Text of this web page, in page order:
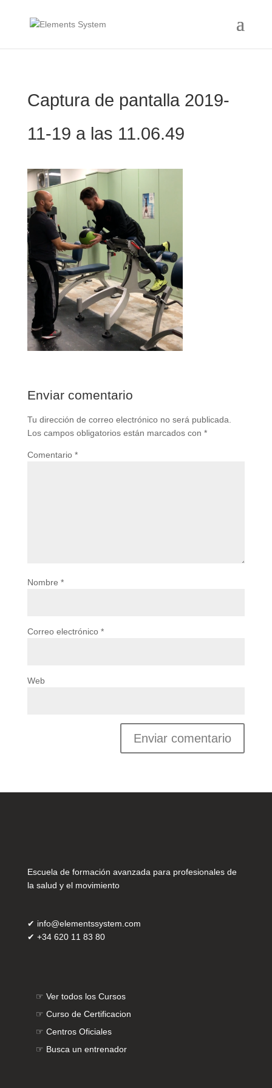
Captura de pantalla 2019-
11-19 a las 11.06.49
Enviar comentario
Tu dirección de correo electrónico no será publicada.
Los campos obligatorios están marcados con *
Comentario *
Nombre *
Correo electrónico *
Web
Escuela de formación avanzada para profesionales de
la salud y el movimiento
✔ info@elementssystem.com
✔ +34 620 11 83 80
☞ Ver todos los Cursos
☞ Curso de Certificacion
☞ Centros Oficiales
☞ Busca un entrenador